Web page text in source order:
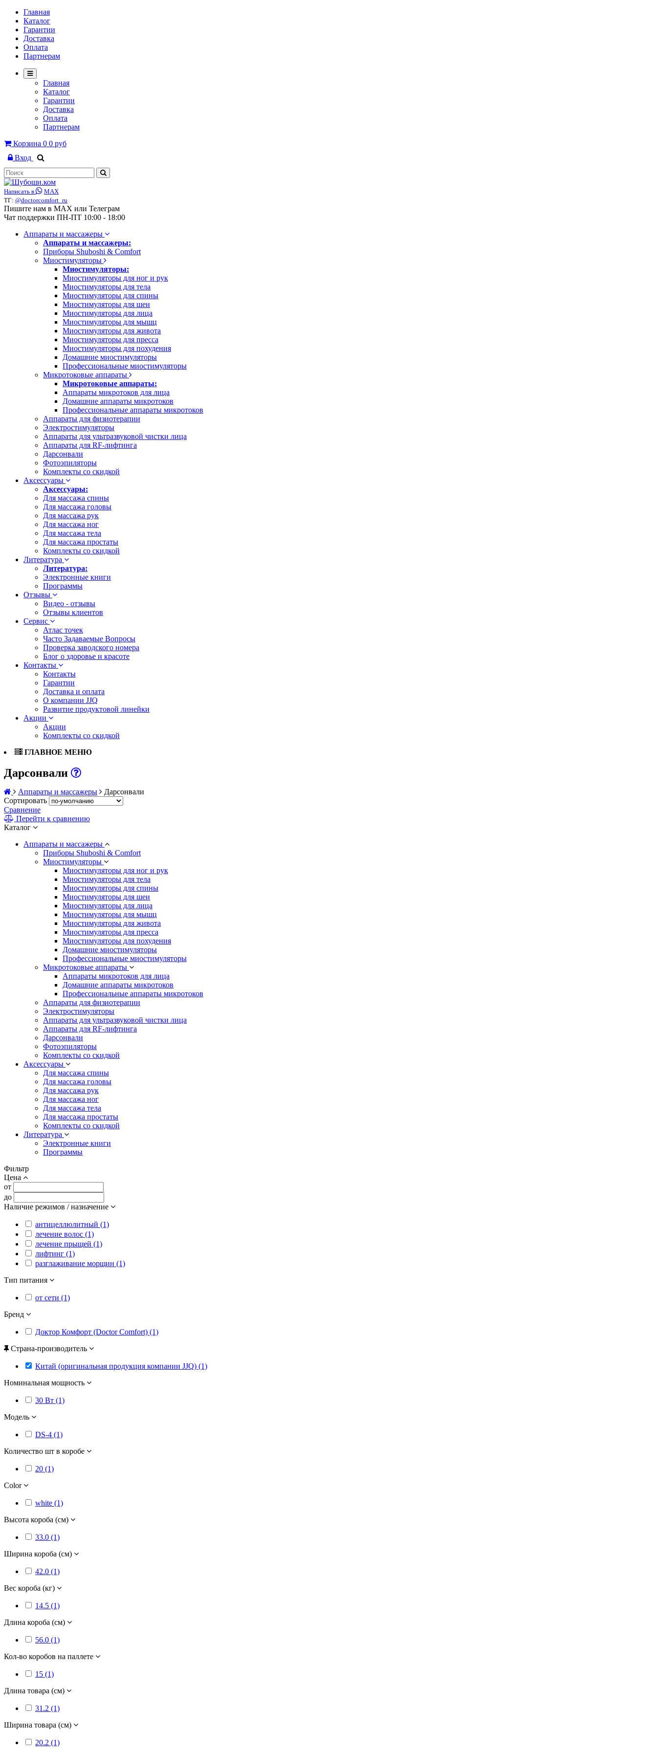
Главная
Каталог
Гарантии
Доставка
Оплата
Партнерам
Главная
Каталог
Гарантии
Доставка
Оплата
Партнерам
Корзина 0 0 руб
Вход
Написать в
MAX
ТГ: @doctorcomfort_ru
Пишите нам в MAX или Телеграм
Чат поддержки ПН-ПТ 10:00 - 18:00
Аппараты и массажеры
Аппараты и массажеры:
Приборы Shuboshi & Comfort
Миостимуляторы
Миостимуляторы:
Миостимуляторы для ног и рук
Миостимуляторы для тела
Миостимуляторы для спины
Миостимуляторы для шеи
Миостимуляторы для лица
Миостимуляторы для мышц
Миостимуляторы для живота
Миостимуляторы для пресса
Миостимуляторы для похудения
Домашние миостимуляторы
Профессиональные миостимуляторы
Микротоковые аппараты
Микротоковые аппараты:
Аппараты микротоков для лица
Домашние аппараты микротоков
Профессиональные аппараты микротоков
Аппараты для физиотерапии
Электростимуляторы
Аппараты для ультразвуковой чистки лица
Аппараты для RF-лифтинга
Дарсонвали
Фотоэпиляторы
Комплекты со скидкой
Аксессуары
Аксессуары:
Для массажа спины
Для массажа головы
Для массажа рук
Для массажа ног
Для массажа тела
Для массажа простаты
Комплекты со скидкой
Литература
Литература:
Электронные книги
Программы
Отзывы
Видео - отзывы
Отзывы клиентов
Сервис
Атлас точек
Часто Задаваемые Вопросы
Проверка заводского номера
Блог о здоровье и красоте
Контакты
Контакты
Гарантии
Доставка и оплата
О компании JJQ
Развитие продуктовой линейки
Акции
Акции
Комплекты со скидкой
ГЛАВНОЕ МЕНЮ
Дарсонвали
Аппараты и массажеры
Дарсонвали
Сортировать
Сравнение
Перейти к сравнению
Каталог
Аппараты и массажеры
Приборы Shuboshi & Comfort
Миостимуляторы
Миостимуляторы для ног и рук
Миостимуляторы для тела
Миостимуляторы для спины
Миостимуляторы для шеи
Миостимуляторы для лица
Миостимуляторы для мышц
Миостимуляторы для живота
Миостимуляторы для пресса
Миостимуляторы для похудения
Домашние миостимуляторы
Профессиональные миостимуляторы
Микротоковые аппараты
Аппараты микротоков для лица
Домашние аппараты микротоков
Профессиональные аппараты микротоков
Аппараты для физиотерапии
Электростимуляторы
Аппараты для ультразвуковой чистки лица
Аппараты для RF-лифтинга
Дарсонвали
Фотоэпиляторы
Комплекты со скидкой
Аксессуары
Для массажа спины
Для массажа головы
Для массажа рук
Для массажа ног
Для массажа тела
Для массажа простаты
Комплекты со скидкой
Литература
Электронные книги
Программы
Фильтр
Цена
от
до
Наличие режимов / назначение
антицеллюлитный (1)
лечение волос (1)
лечение прыщей (1)
лифтинг (1)
разглаживание морщин (1)
Тип питания
от сети (1)
Бренд
Доктор Комфорт (Doctor Comfort) (1)
Страна-производитель
Китай (оригинальная продукция компании JJQ) (1)
Номинальная мощность
30 Вт (1)
Модель
DS-4 (1)
Количество шт в коробе
20 (1)
Color
white (1)
Высота короба (см)
33.0 (1)
Ширина короба (см)
42.0 (1)
Вес короба (кг)
14.5 (1)
Длина короба (см)
56.0 (1)
Кол-во коробов на паллете
15 (1)
Длина товара (см)
31.2 (1)
Ширина товара (см)
20.2 (1)